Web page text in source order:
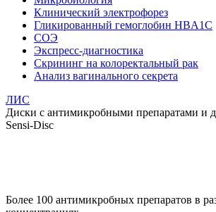
Клинический электрофорез
Гликированный гемоглобин HBA1C
СОЭ
Экспресс-диагностика
Скрининг на колоректальный рак
Анализ вагинального секрета
ЛИС
Диски с антимикробными препаратами и
Sensi-Disc
Более 100 антимикробных препаратов в